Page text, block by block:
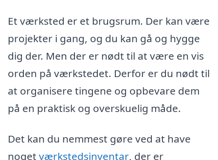
Et værksted er et brugsrum. Der kan være
projekter i gang, og du kan gå og hygge
dig der. Men der er nødt til at være en vis
orden på værkstedet. Derfor er du nødt til
at organisere tingene og opbevare dem
på en praktisk og overskuelig måde.
Det kan du nemmest gøre ved at have
noget værkstedsinventar, der er